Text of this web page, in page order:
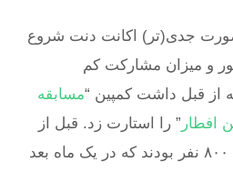
ماه (۱۳۹۴) بصورت جدی(تر) اکانت دنت شروع
و میزان مشارکت کم
مسابقه
” را استارت زد. قبل از
مسابقه فالوورهای دنت ۸۰۰ نفر بودند که در یک ماه بعد